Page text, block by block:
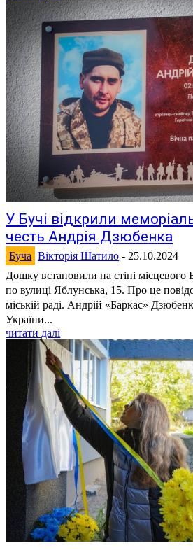
У Бучі відкрили
честь Андрія Дзюбенка
Буча Вікторія Шатило - 25.10.2024
Дошку встановили на стіні
по вулиці Яблунська, 15. Про це повідомили у Бучанській
міській раді. Андрій «Баркас» Дзюбенко став на захист
України...
читати далі